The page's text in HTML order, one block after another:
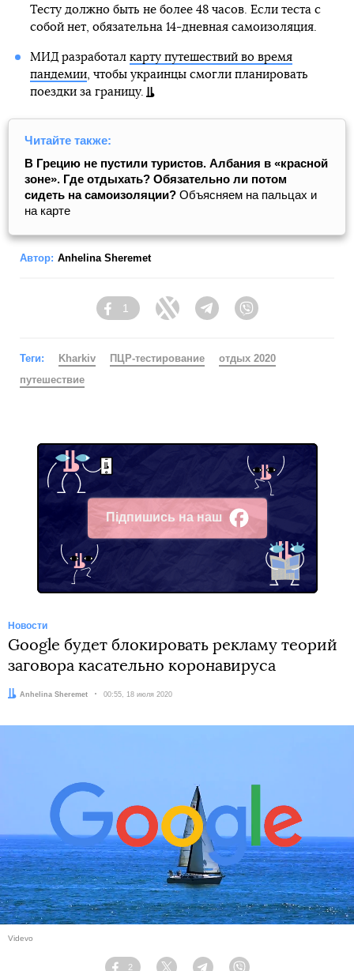
Тесту должно быть не более 48 часов. Если теста с
собой нет, обязательна 14-дневная самоизоляция.
МИД разработал карту путешествий во время
пандемии, чтобы украинцы смогли планировать
поездки за границу.
Читайте также:
В Грецию не пустили туристов. Албания в «красной
зоне». Где отдыхать? Обязательно ли потом
сидеть на самоизоляции? Объясняем на пальцах и
на карте
Автор: Anhelina Sheremet
Facebook
1
Twitter TelegramViber
Теги: Kharkiv ПЦР-тестирование
отдых 2020
путешествие
Підпишись на наш
Facebook
Новости
Google будет блокировать рекламу теорий
заговора касательно коронавируса
Автор:
Anhelina Sheremet Дата:
00:55, 18 июля 2020
Videvo
2